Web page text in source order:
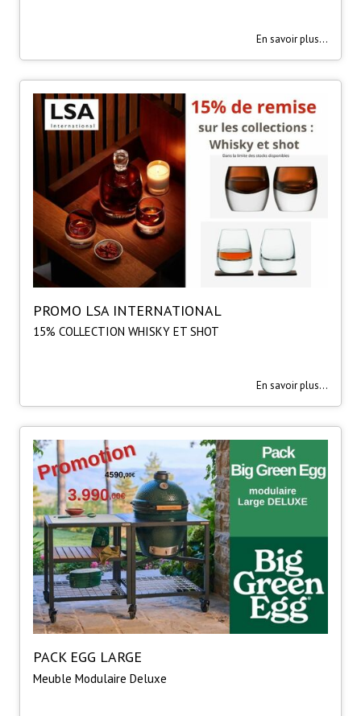
En savoir plus...
PROMO LSA INTERNATIONAL
15% COLLECTION WHISKY ET SHOT
En savoir plus...
PACK EGG LARGE
Meuble Modulaire Deluxe